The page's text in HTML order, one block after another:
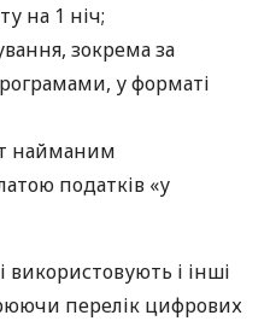
на 1 ніч;
зокрема за
у форматі
найманим
податків «у
використовують і інші
перелік цифрових